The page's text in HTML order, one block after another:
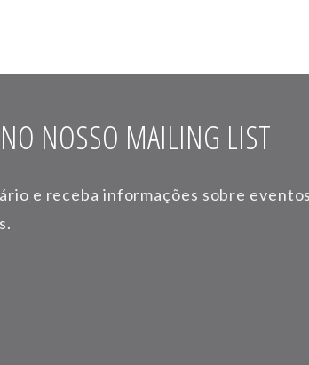
NOSSO MAILING LIST
e receba informações sobre